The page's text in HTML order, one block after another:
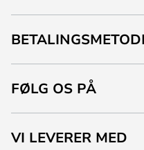
FØLG OS PÅ
VI LEVERER MED